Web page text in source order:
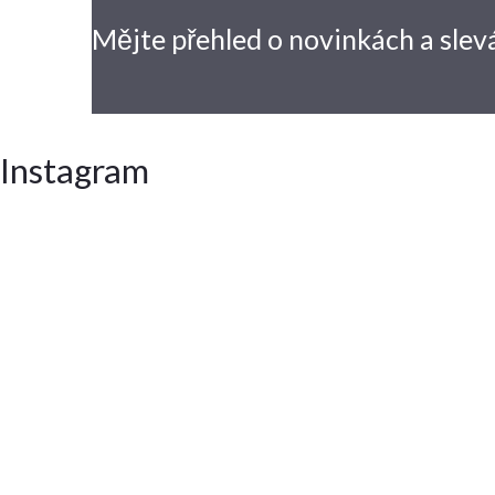
Mějte přehled o novinkách a
Instagram